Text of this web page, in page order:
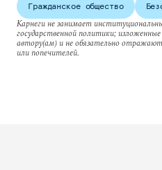
Гражданское общество
Карнеги не занимает
государственной политики;
автору(ам) и не обязательно отражают
или попечителей.